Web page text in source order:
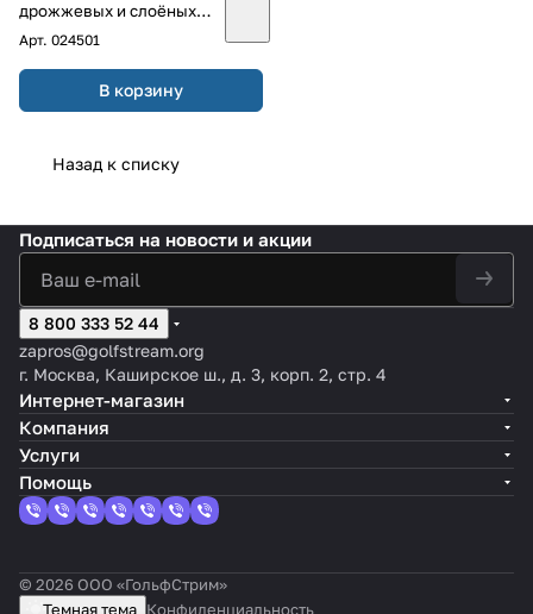
дрожжевых и слоёных
изделий
Арт. 024501
В корзину
Назад к списку
Подписаться на новости и акции
8 800 333 52 44
zapros@golfstream.org
г. Москва, Каширское ш., д. 3, корп. 2, стр. 4
Интернет-магазин
Компания
Услуги
Помощь
© 2026 ООО «ГольфСтрим»
Темная тема Конфиденциальность